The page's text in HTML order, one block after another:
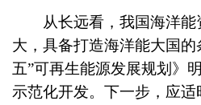
从长远看，我国海洋能
大，具备打造海洋能大国的
五”可再生能源发展规划》
示范化开发。下一步，应